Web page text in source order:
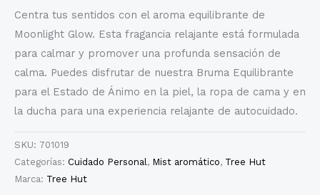
Centra tus sentidos con el aroma equilibrante de
Moonlight Glow. Esta fragancia relajante está formulada
para calmar y promover una profunda sensación de
calma. Puedes disfrutar de nuestra Bruma Equilibrante
para el Estado de Ánimo en la piel, la ropa de cama y en
la ducha para una experiencia relajante de autocuidado.
SKU: 701019
Categorías: Cuidado Personal, Mist aromático, Tree Hut
Marca: Tree Hut